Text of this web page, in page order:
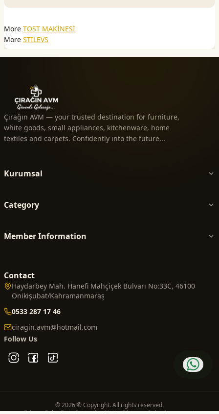
More TOST MAKİNESİ
More STİLEVS
Çırağın AVM — your trusted destination for furniture,
white goods, small appliances, kitchenware, home
textiles and carpets. Confidently into the future...
Kurumsal
Category
Member Information
Contact
Haydarbey Mah. Hanefi Mahçiçek Bulvarı No:33C, 46100
Onikişubat/Kahramanmaraş
0533 287 17 46
ciragin.avm@hotmail.com
Follow Us
© 2026 © Copyright. All rights reserved.